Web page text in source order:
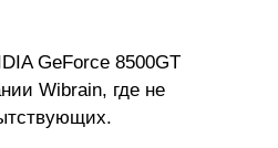
Wibrain, где не